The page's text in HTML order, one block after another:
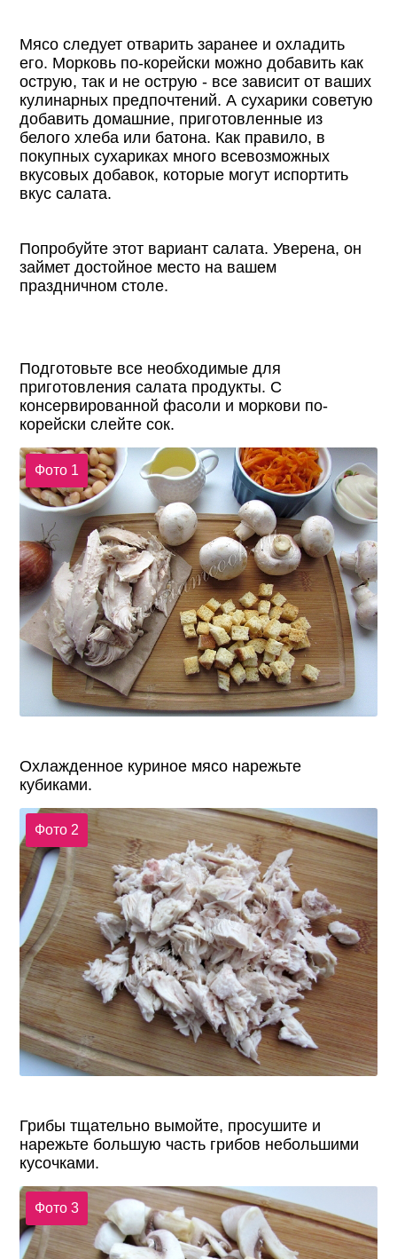
Мясо следует отварить заранее и охладить
его. Морковь по-корейски можно добавить как
острую, так и не острую - все зависит от ваших
кулинарных предпочтений. А сухарики советую
добавить домашние, приготовленные из
белого хлеба или батона. Как правило, в
покупных сухариках много всевозможных
вкусовых добавок, которые могут испортить
вкус салата.
Попробуйте этот вариант салата. Уверена, он
займет достойное место на вашем
праздничном столе.
Подготовьте все необходимые для
приготовления салата продукты. С
консервированной фасоли и моркови по-
корейски слейте сок.
Фото 1
Охлажденное куриное мясо нарежьте
кубиками.
Фото 2
Грибы тщательно вымойте, просушите и
нарежьте большую часть грибов небольшими
кусочками.
Фото 3